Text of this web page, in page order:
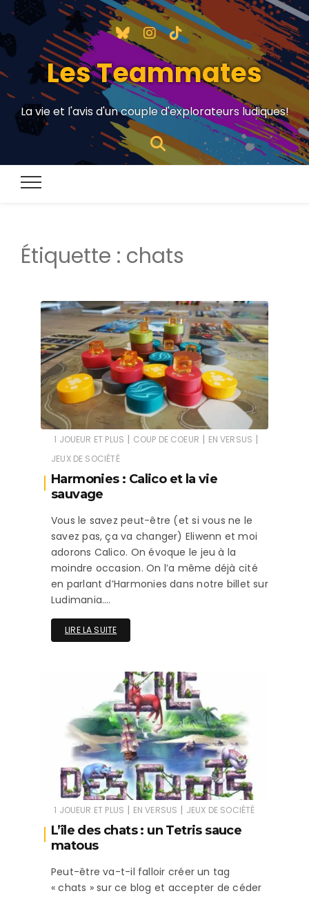
Les Teammates
La vie et l'avis d'un couple d'explorateurs ludiques!
Étiquette : chats
1 JOUEUR ET PLUS | COUP DE COEUR | EN VERSUS |
JEUX DE SOCIÉTÉ
Harmonies : Calico et la vie
sauvage
Vous le savez peut-être (et si vous ne le
savez pas, ça va changer) Eliwenn et moi
adorons Calico. On évoque le jeu à la
moindre occasion. On l’a même déjà cité
en parlant d’Harmonies dans notre billet sur
Ludimania….
LIRE LA SUITE
1 JOUEUR ET PLUS | EN VERSUS | JEUX DE SOCIÉTÉ
L’île des chats : un Tetris sauce
matous
Peut-être va-t-il falloir créer un tag
« chats » sur ce blog et accepter de céder